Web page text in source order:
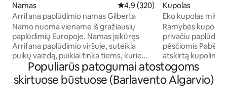
Namas Vidutinis įvertinimas: 4,9 iš 5,
4,9 (320)
Arrifana paplūdimio namas Gilberta
Namo nuoma viename iš gražiausių
paplūdimių Europoje. Namas įsikūręs
Arrifana paplūdimio viršuje, suteikia
puikų vaizdą, puikiai tinka tiems, kurie
nori praleisti ramią, rafinuotą ir
atpalaiduojantį viešnagę prie jūros.
Arrifana paplūdimys taip pat yra puiki
Kupolas
Eko kupolas miške
Ramybės
privačiu
pėsčiomis Pabėkite į ramią, nuo tinklų
atskirtą kupolinę
pakrantėje. Šis
maitinamas ir
siūlo paprastą,
Populiarūs patogumai atostogoms
skirtuose būstuose (Barlavento Algarvio)